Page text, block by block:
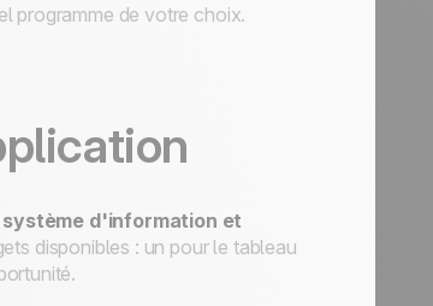
programme de votre choix.
système d'information et
disponibles : un pour le tableau